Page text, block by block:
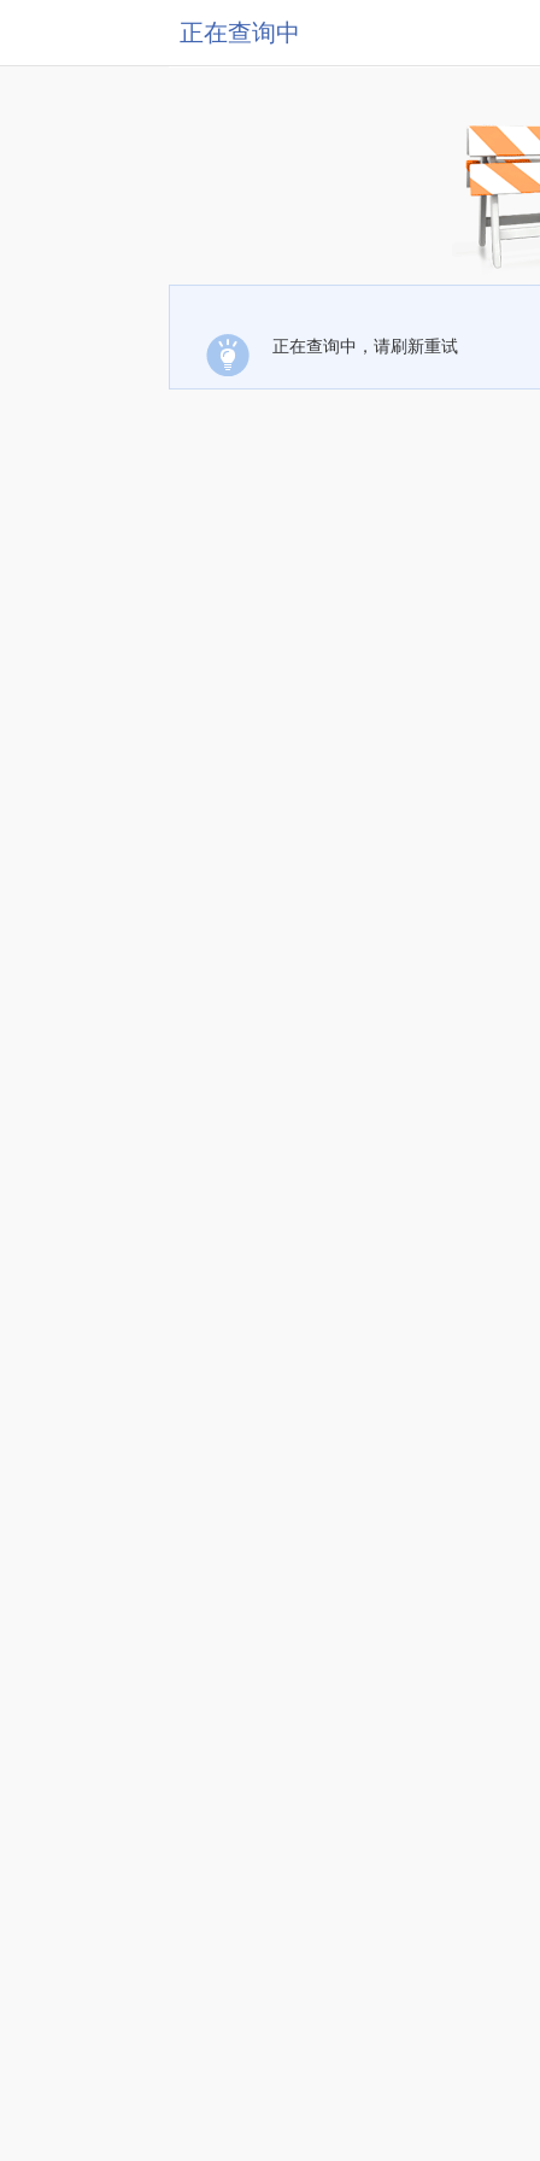
正在查询中
正在查询中，请刷新重试